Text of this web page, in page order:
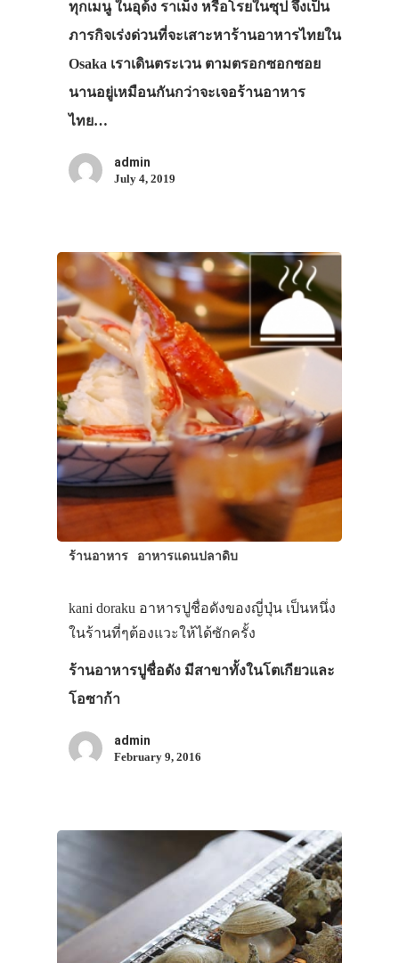
ทุกเมนู ในอุด้ง ราเม็ง หรือโรยในซุป จึงเป็น
ภารกิจเร่งด่วนที่จะเสาะหาร้านอาหารไทยใน
Osaka เราเดินตระเวน ตามตรอกซอกซอย
นานอยู่เหมือนกันกว่าจะเจอร้านอาหาร
ไทย…
admin
July 4, 2019
ร้านอาหาร อาหารแดนปลาดิบ
kani doraku อาหารปูชื่อดังของญี่ปุ่น เป็นหนึ่ง
ในร้านที่ๆต้องแวะให้ได้ซักครั้ง
ร้านอาหารปูชื่อดัง มีสาขาทั้งในโตเกียวและ
โอซาก้า
admin
February 9, 2016